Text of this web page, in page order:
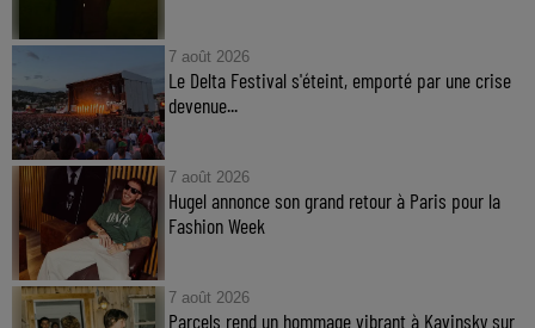
7 août 2026
Le Delta Festival s'éteint, emporté par une crise
devenue...
7 août 2026
Hugel annonce son grand retour à Paris pour la
Fashion Week
7 août 2026
Parcels rend un hommage vibrant à Kavinsky sur